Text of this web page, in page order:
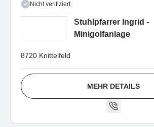
Nicht verifiziert
Stuhlpfarrer Ingrid -
Minigolfanlage
8720 Knittelfeld
MEHR DETAILS